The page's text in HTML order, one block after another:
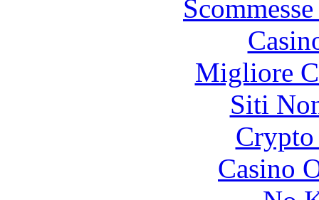
Migliore
Siti
Casino